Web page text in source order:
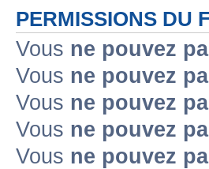
PERMISSIONS DU
Vous ne pouvez
Vous ne pouvez
Vous ne pouvez
Vous ne pouvez
Vous ne pouvez